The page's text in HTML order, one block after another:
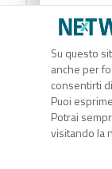
Su questo
anche per
consentirti
Puoi
Potrai
visitando la
Clicca
RSS link